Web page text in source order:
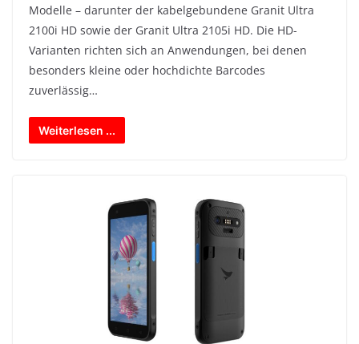
Modelle – darunter der kabelgebundene Granit Ultra
2100i HD sowie der Granit Ultra 2105i HD. Die HD-
Varianten richten sich an Anwendungen, bei denen
besonders kleine oder hochdichte Barcodes
zuverlässig…
Weiterlesen ...